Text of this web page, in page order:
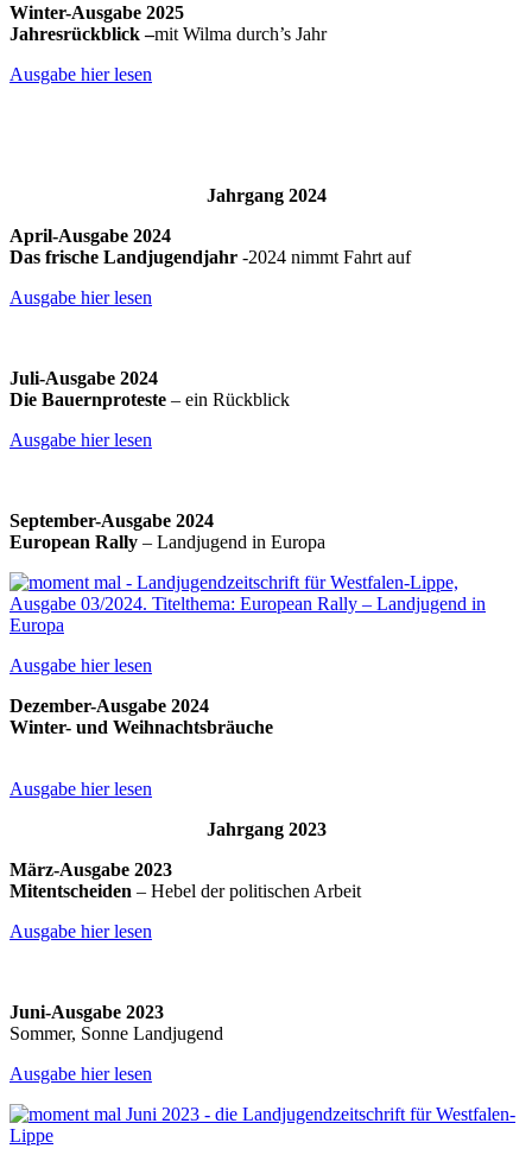
Winter-Ausgabe 2025
Jahresrückblick –mit Wilma durch’s Jahr
Ausgabe hier lesen
Jahrgang 2024
April-Ausgabe 2024
Das frische Landjugendjahr -2024 nimmt Fahrt auf
Ausgabe hier lesen
Juli-Ausgabe 2024
Die Bauernproteste – ein Rückblick
Ausgabe hier lesen
September-Ausgabe 2024
European Rally – Landjugend in Europa
Ausgabe hier lesen
Dezember-Ausgabe 2024
Winter- und Weihnachtsbräuche
Ausgabe hier lesen
Jahrgang 2023
März-Ausgabe 2023
Mitentscheiden – Hebel der politischen Arbeit
Ausgabe hier lesen
Juni-Ausgabe 2023
Sommer, Sonne Landjugend
Ausgabe hier lesen